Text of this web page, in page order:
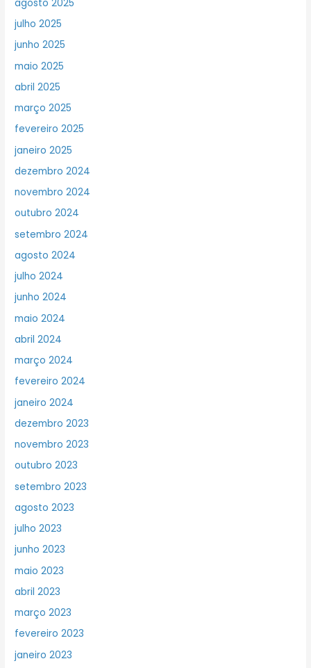
agosto 2025
julho 2025
junho 2025
maio 2025
abril 2025
março 2025
fevereiro 2025
janeiro 2025
dezembro 2024
novembro 2024
outubro 2024
setembro 2024
agosto 2024
julho 2024
junho 2024
maio 2024
abril 2024
março 2024
fevereiro 2024
janeiro 2024
dezembro 2023
novembro 2023
outubro 2023
setembro 2023
agosto 2023
julho 2023
junho 2023
maio 2023
abril 2023
março 2023
fevereiro 2023
janeiro 2023